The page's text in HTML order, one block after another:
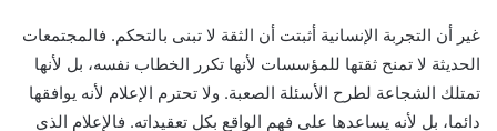
غير أن التجربة الإنسانية أثبتت أن الثقة لا تبنى بالتحكم. فالمجتمعات
الحديثة لا تمنح ثقتها للمؤسسات لأنها تكرر الخطاب نفسه، بل لأنها
تمتلك الشجاعة لطرح الأسئلة الصعبة. ولا تحترم الإعلام لأنه يوافقها
دائما، بل لأنه يساعدها على فهم الواقع بكل تعقيداته. فالإعلام الذي